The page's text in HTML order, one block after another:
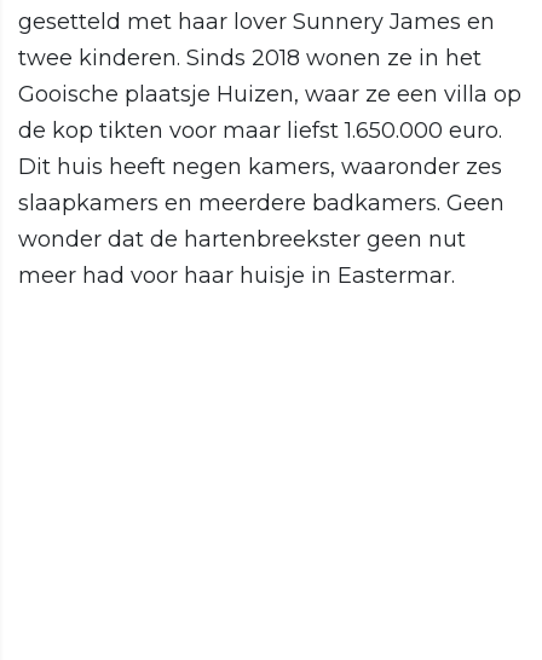
gesetteld met haar lover Sunnery James en
twee kinderen. Sinds 2018 wonen ze in het
Gooische plaatsje Huizen, waar ze een villa op
de kop tikten voor maar liefst 1.650.000 euro.
Dit huis heeft negen kamers, waaronder zes
slaapkamers en meerdere badkamers. Geen
wonder dat de hartenbreekster geen nut
meer had voor haar huisje in Eastermar.